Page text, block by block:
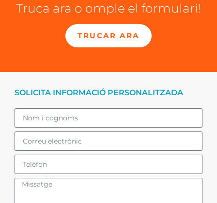
Truca ara o omple el formulari!
TRUCAR ARA
SOLICITA INFORMACIÓ PERSONALITZADA